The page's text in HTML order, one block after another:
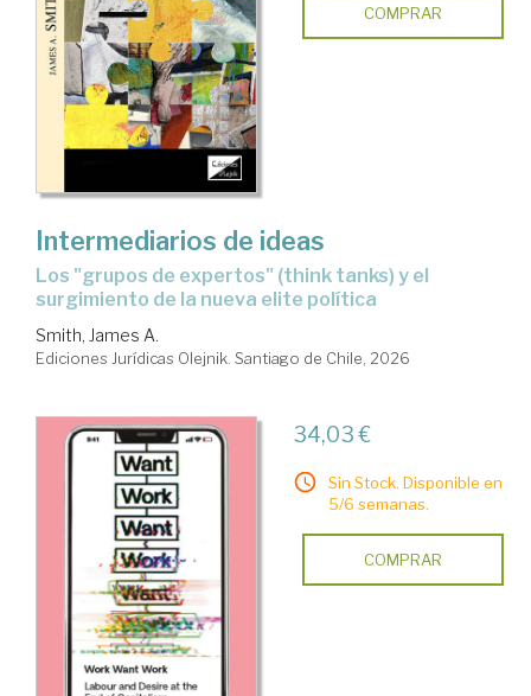
COMPRAR
Intermediarios de ideas
Los "grupos de expertos" (think tanks) y el
surgimiento de la nueva elite política
Smith, James A.
Ediciones Jurídicas Olejnik. Santiago de Chile, 2026
34,03 €
Sin Stock. Disponible en
5/6 semanas.
COMPRAR